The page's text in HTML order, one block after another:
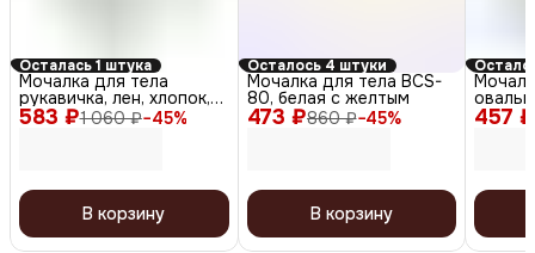
Осталась 1 штука
583 ₽1 060 ₽−45%
Мочалка для тела
рукавичка, лен, хлопок,
натуральный цвет
В корзину
Осталось 4 штуки
473 ₽860 ₽−45%
Мочалка для тела BCS-
80, белая с желтым
В корзину
457 ₽